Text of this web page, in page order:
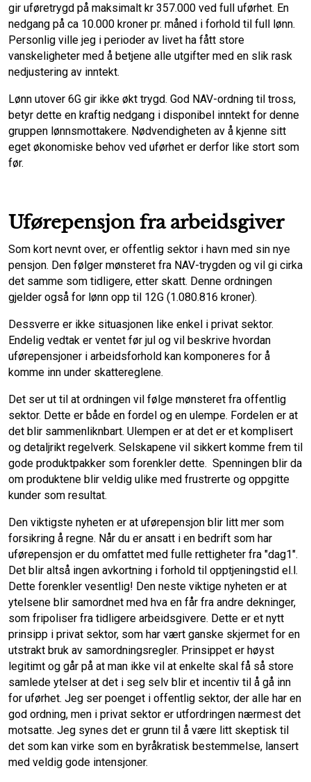
gir uføretrygd på maksimalt kr 357.000 ved full uførhet. En
nedgang på ca 10.000 kroner pr. måned i forhold til full lønn.
Personlig ville jeg i perioder av livet ha fått store
vanskeligheter med å betjene alle utgifter med en slik rask
nedjustering av inntekt.
Lønn utover 6G gir ikke økt trygd. God NAV-ordning til tross,
betyr dette en kraftig nedgang i disponibel inntekt for denne
gruppen lønnsmottakere. Nødvendigheten av å kjenne sitt
eget økonomiske behov ved uførhet er derfor like stort som
før.
Uførepensjon fra arbeidsgiver
Som kort nevnt over, er offentlig sektor i havn med sin nye
pensjon. Den følger mønsteret fra NAV-trygden og vil gi cirka
det samme som tidligere, etter skatt. Denne ordningen
gjelder også for lønn opp til 12G (1.080.816 kroner).
Dessverre er ikke situasjonen like enkel i privat sektor.
Endelig vedtak er ventet før jul og vil beskrive hvordan
uførepensjoner i arbeidsforhold kan komponeres for å
komme inn under skattereglene.
Det ser ut til at ordningen vil følge mønsteret fra offentlig
sektor. Dette er både en fordel og en ulempe. Fordelen er at
det blir sammenliknbart. Ulempen er at det er et komplisert
og detaljrikt regelverk. Selskapene vil sikkert komme frem til
gode produktpakker som forenkler dette. Spenningen blir da
om produktene blir veldig ulike med frustrerte og oppgitte
kunder som resultat.
Den viktigste nyheten er at uførepensjon blir litt mer som
forsikring å regne. Når du er ansatt i en bedrift som har
uførepensjon er du omfattet med fulle rettigheter fra "dag1".
Det blir altså ingen avkortning i forhold til opptjeningstid el.l.
Dette forenkler vesentlig! Den neste viktige nyheten er at
ytelsene blir samordnet med hva en får fra andre dekninger,
som fripoliser fra tidligere arbeidsgivere. Dette er et nytt
prinsipp i privat sektor, som har vært ganske skjermet for en
utstrakt bruk av samordningsregler. Prinsippet er høyst
legitimt og går på at man ikke vil at enkelte skal få så store
samlede ytelser at det i seg selv blir et incentiv til å gå inn
for uførhet. Jeg ser poenget i offentlig sektor, der alle har en
god ordning, men i privat sektor er utfordringen nærmest det
motsatte. Jeg synes det er grunn til å være litt skeptisk til
det som kan virke som en byråkratisk bestemmelse, lansert
med veldig gode intensjoner.